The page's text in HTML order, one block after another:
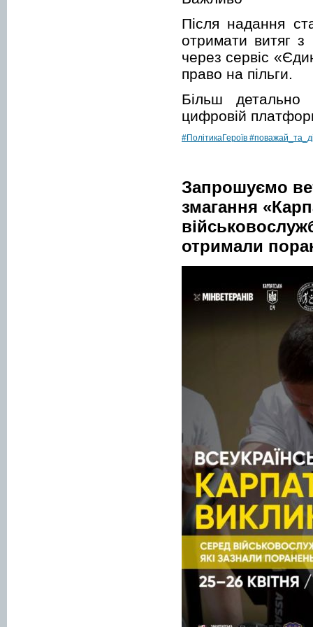
Після надання
отримати витяг
через сервіс
право на пільги.
Більш
цифровій
#ПолітикаГероїв
Запрошуємо
змагання
отримали